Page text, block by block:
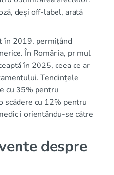
deși off-label, arată
în 2019, permițând
În România, primul
în 2025, ceea ce ar
Tendințele
cu 35% pentru
scădere cu 12% pentru
orientându-se către
despre